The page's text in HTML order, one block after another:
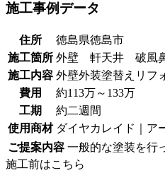
施工事例データ
住所
徳島県徳島市
施工箇所 外壁 軒天井 破風
施工内容 外壁外装塗替えリ
費用
約113万～133万
工期
約二週間
使用商材 ダイヤカレイド｜
ご提案内容 一般的な塗装を行
施工前はこちら